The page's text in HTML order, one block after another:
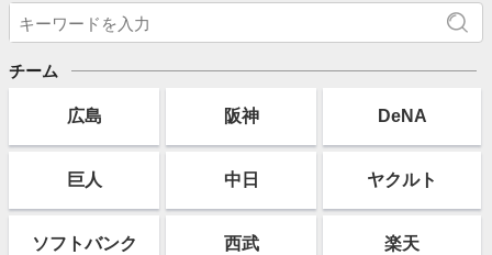
チーム
広島 阪神 DeNA
巨人 中日 ヤクルト
ソフトバンク 西武 楽天